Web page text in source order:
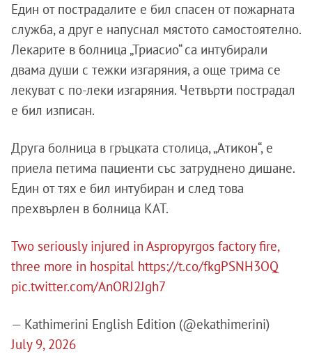
Един от пострадалите е бил спасен от пожарната
служба, а друг е напуснал мястото самостоятелно.
Лекарите в болница „Триасио“ са интубирали
двама души с тежки изгаряния, а още трима се
лекуват с по-леки изгаряния. Четвърти пострадал
е бил изписан.
Друга болница в гръцката столица, „Атикон“, е
приела петима пациенти със затруднено дишане.
Един от тях е бил интубиран и след това
прехвърлен в болница КАТ.
Two seriously injured in Aspropyrgos factory fire,
three more in hospital https://t.co/fkgPSNH3OQ
pic.twitter.com/AnORJ2Jgh7
— Kathimerini English Edition (@ekathimerini)
July 9, 2026